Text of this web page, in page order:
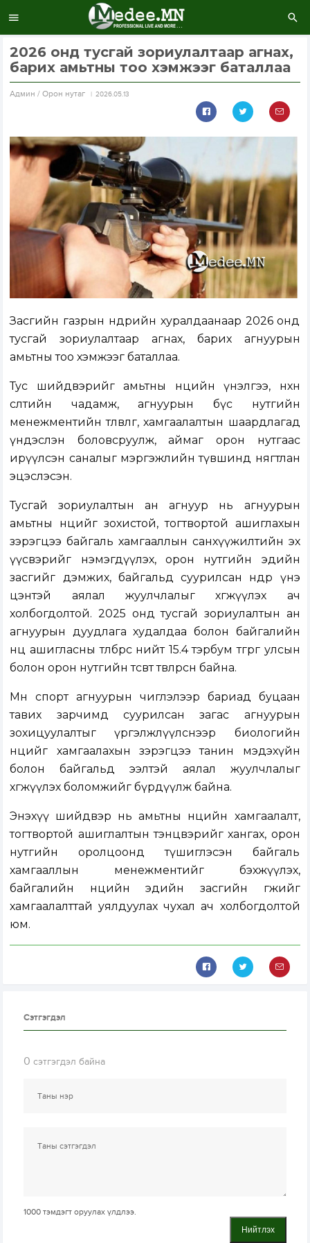
2026 онд тусгай зориулалтаар агнах,
барих амьтны тоо хэмжээг баталлаа
Aдмин / Орон нутаг 2026.05.13
Засгийн газрын өнөөдрийн хуралдаанаар 2026 онд
тусгай зориулалтаар агнах, барих агнуурын
амьтны тоо хэмжээг баталлаа.
Тус шийдвэрийг амьтны нөөцийн үнэлгээ, нөхөн
өсөлтийн чадамж, агнуурын бүс нутгийн
менежментийн төлөвлөгөө, хамгаалалтын шаардлагад
үндэслэн боловсруулж, аймаг орон нутгаас
ирүүлсэн саналыг мэргэжлийн түвшинд нягтлан
эцэслэсэн.
Тусгай зориулалтын ан агнуур нь агнуурын
амьтны нөөцийг зохистой, тогтвортой ашиглахын
зэрэгцээ байгаль хамгааллын санхүүжилтийн эх
үүсвэрийг нэмэгдүүлэх, орон нутгийн эдийн
засгийг дэмжих, байгальд суурилсан өндөр үнэ
цэнтэй аялал жуулчлалыг хөгжүүлэх ач
холбогдолтой. 2025 онд тусгай зориулалтын ан
агнуурын дуудлага худалдаа болон байгалийн
нөөц ашигласны төлбөрөөс нийт 15.4 тэрбум төгрөг улсын
болон орон нутгийн төсөвт төвлөрсөн байна.
Мөн спорт агнуурын чиглэлээр бариад буцаан
тавих зарчимд суурилсан загас агнуурын
зохицуулалтыг үргэлжлүүлснээр биологийн
нөөцийг хамгаалахын зэрэгцээ танин мэдэхүйн
болон байгальд ээлтэй аялал жуулчлалыг
хөгжүүлэх боломжийг бүрдүүлж байна.
Энэхүү шийдвэр нь амьтны нөөцийн хамгаалалт,
тогтвортой ашиглалтын тэнцвэрийг хангах, орон
нутгийн оролцоонд түшиглэсэн байгаль
хамгааллын менежментийг бэхжүүлэх,
байгалийн нөөцийн эдийн засгийн өгөөжийг
хамгаалалттай уялдуулах чухал ач холбогдолтой
юм.
Сэтгэгдэл
0 сэтгэгдэл байна
1000 тэмдэгт оруулах үлдлээ.
Нийтлэх